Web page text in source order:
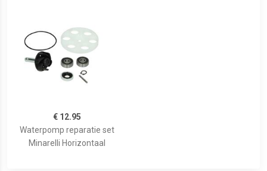
€ 12.95
Waterpomp reparatie set
Minarelli Horizontaal